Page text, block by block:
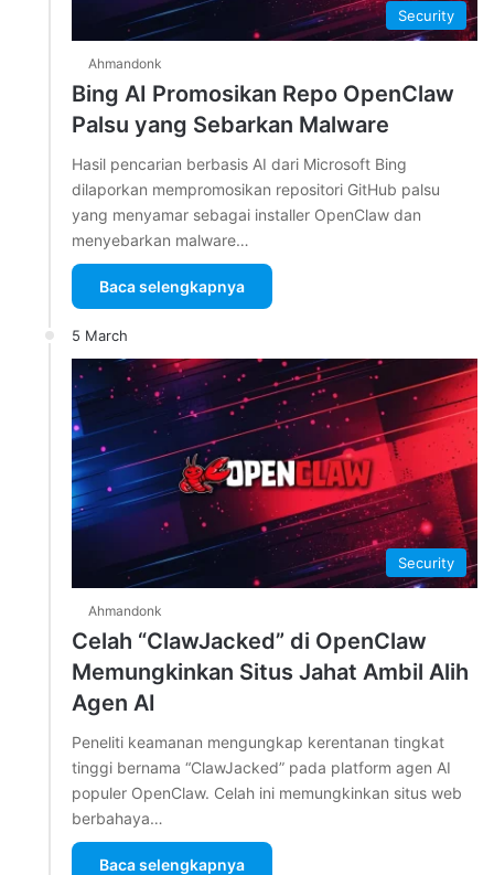
Security
Ahmandonk
Bing AI Promosikan Repo OpenClaw
Palsu yang Sebarkan Malware
Hasil pencarian berbasis AI dari Microsoft Bing
dilaporkan mempromosikan repositori GitHub palsu
yang menyamar sebagai installer OpenClaw dan
menyebarkan malware…
Baca selengkapnya
5 March
Security
Ahmandonk
Celah “ClawJacked” di OpenClaw
Memungkinkan Situs Jahat Ambil Alih
Agen AI
Peneliti keamanan mengungkap kerentanan tingkat
tinggi bernama “ClawJacked” pada platform agen AI
populer OpenClaw. Celah ini memungkinkan situs web
berbahaya…
Baca selengkapnya